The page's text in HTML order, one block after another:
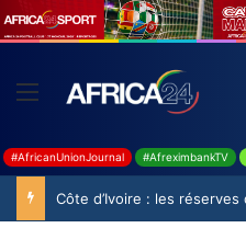
#AfricanUnionJournal #AfreximbankTV